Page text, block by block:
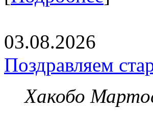
03.08.2026
Поздравляем
Хакобо